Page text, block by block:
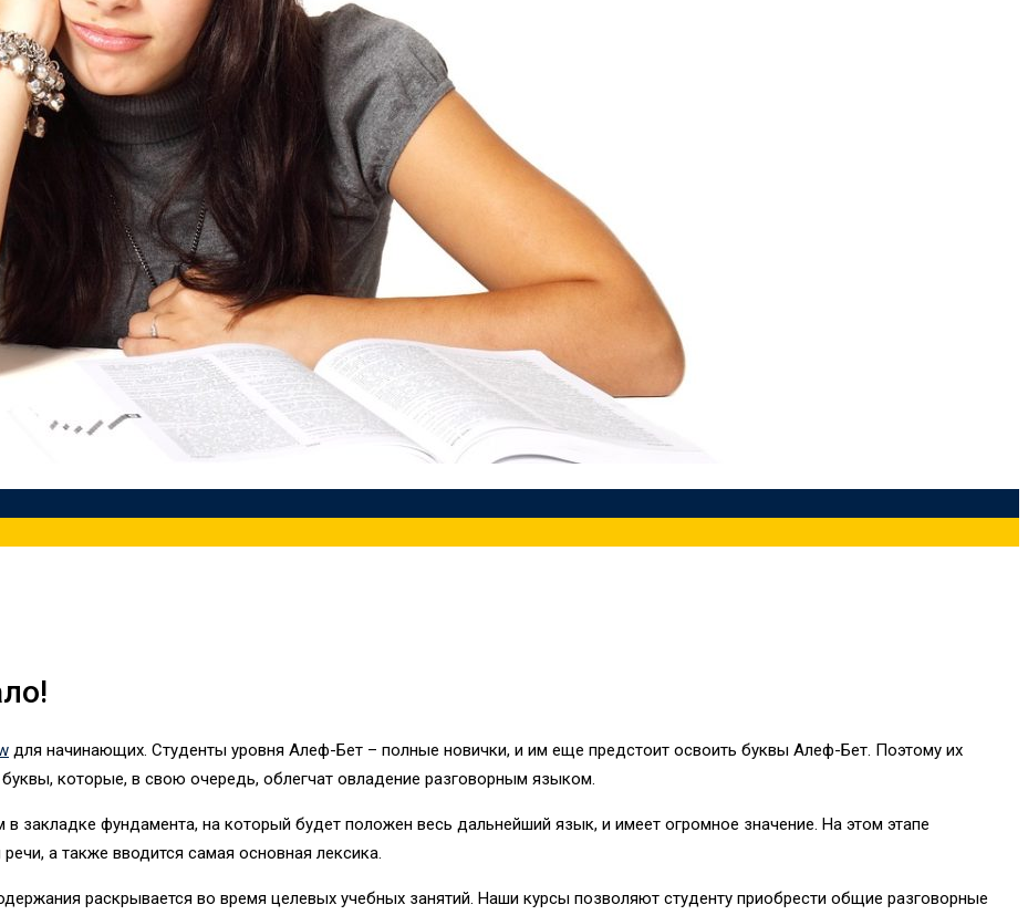
для начинающих. Студенты уровня Алеф-Бет – полные новички, и им еще предстоит освоить буквы Алеф-Бет. Поэтому их
которые, в свою очередь, облегчат овладение разговорным языком.
закладке фундамента, на который будет положен весь дальнейший язык, и имеет огромное значение. На этом этапе
а также вводится самая основная лексика.
раскрывается во время целевых учебных занятий. Наши курсы позволяют студенту приобрести общие разговорные